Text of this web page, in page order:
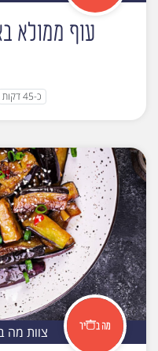
עוף ממולא
כ-45 דקות
צוות מה